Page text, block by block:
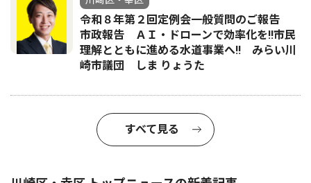
令和８年第２回定例会一般質問のご報告
市政報告 ＡＩ・ドローンで効率化を!!市民
理解とともに進める水道事業へ!! みらい川
崎市議団 しま りょうた
すべて見る